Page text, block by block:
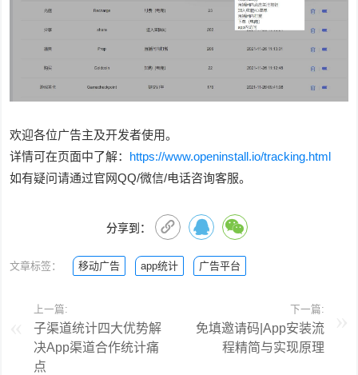
欢迎各位广告主及开发者使用。
详情可在页面中了解： https://www.openinstall.io/tracking.html
如有疑问请通过官网QQ/微信/电话咨询客服。
分享到：
文章标签： 移动广告 app统计 广告平台
上一篇:
子渠道统计四大优势解
决App渠道合作统计痛
点
下一篇:
免填邀请码|App安装流
程精简与实现原理